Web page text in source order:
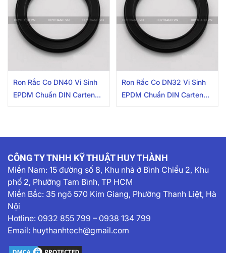
Ron Rắc Co DN40 Vi Sinh
EPDM Chuẩn DIN Carten
Ron Rắc Co DN32 Vi Sinh
EPDM Chuẩn DIN Carten
CÔNG TY TNHH KỸ THUẬT HUY THÀNH
Miền Nam: 15 đường số 8, Khu nhà ở Bình Chiểu 2, Khu
phố 2, Phường Tam Bình, TP HCM
Miền Bắc: 35 ngõ 570 Kim Giang, Phường Thanh Liệt, Hà
Nội
Hotline: 0932 855 799 – 0938 134 799
Email: huythanhtech@gmail.com